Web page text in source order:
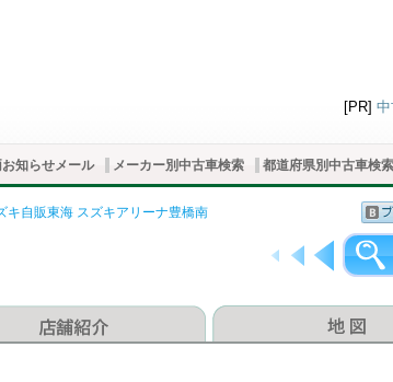
[PR]
知らせメール メーカー別中古車検索 都道府県別中古車検索
キ自販東海 スズキアリーナ豊橋南